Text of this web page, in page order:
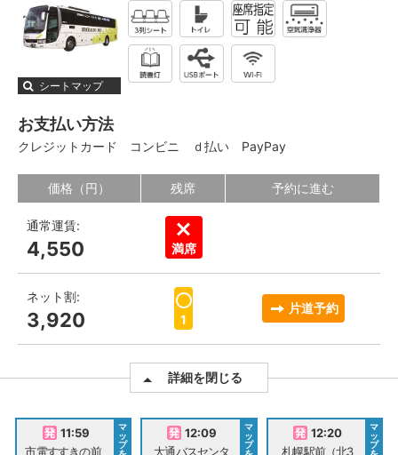
シートマップ
お支払い方法
クレジットカード コンビニ ｄ払い PayPay
価格（円） 残席 予約に進む
通常運賃:
4,550 満席
ネット割:
3,920 1
片道予約
詳細を閉じる
11:59
市電すすきの前
マ
ッ
プ
12:09
大通バスセンタ
マ
ッ
プ
12:20
札幌駅前（北3
マ
ッ
プ